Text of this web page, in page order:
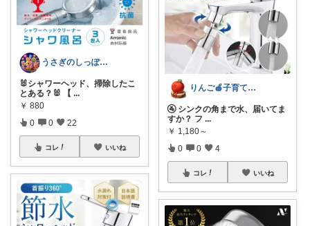
うさぎのしっぽ43🐰2児の母👧朝コレ
🐰シャワーヘッド、掃除したこ
とある？🐰 【 ...
￥ 880
0 0 22
コレ いいね
りんご🍎子育てママの日用品
🚰 シンクの角まで水、届いてま
すか？ フ ...
￥ 1,180～
0 0 4
コレ いいね